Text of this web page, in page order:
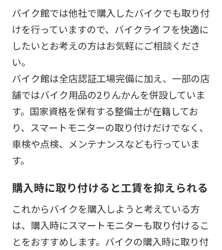
バイク館では他社で購入したバイクでも取り付
けを行っていますので、バイクライフを快適に
したいとお考えの方はお気軽にご相談くださ
い。
バイク館は全店認証工場完備に加え、一部の店
舗ではバイク用品の2りんかんを併設していま
す。国家資格を保有する整備士が在籍してお
り、スマートモニターの取り付けだけでなく、
車検や点検、メンテナンスなども行っていま
す。
購入時に取り付けると工賃を抑えられる
これからバイクを購入しようと考えている方
は、購入時にスマートモニターも取り付けるこ
とをおすすめします。バイクの購入時に取り付